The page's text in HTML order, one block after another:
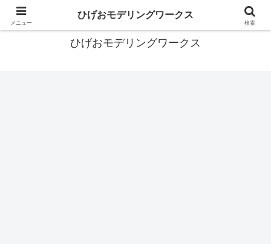
あなたの背中を押すガンプラブログ
ひげおモデリングワークス
メニュー
ひげおモデリングワークス
検索